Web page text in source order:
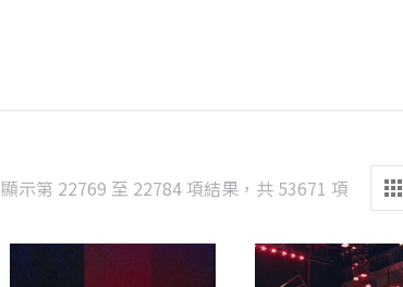
顯示第 22769 至 22784 項結果，共 53671 項 Sorted
latest